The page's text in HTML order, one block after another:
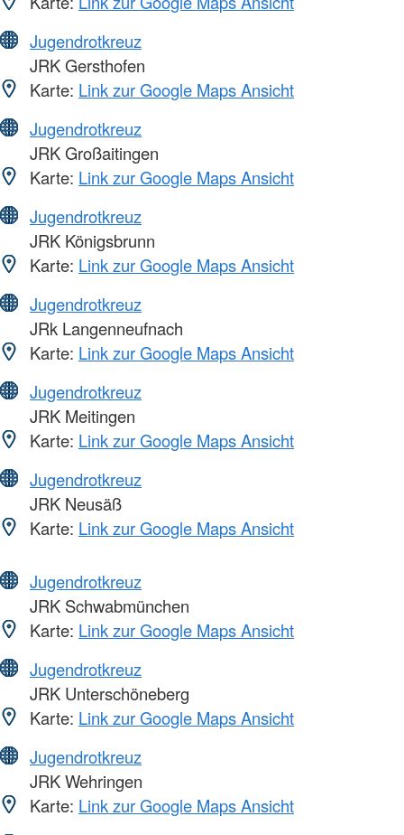
Jugendrotkreuz
JRK Gersthofen
Karte: Link zur Google Maps Ansicht
Jugendrotkreuz
JRK Großaitingen
Karte: Link zur Google Maps Ansicht
Jugendrotkreuz
JRK Königsbrunn
Karte: Link zur Google Maps Ansicht
Jugendrotkreuz
JRk Langenneufnach
Karte: Link zur Google Maps Ansicht
Jugendrotkreuz
JRK Meitingen
Karte: Link zur Google Maps Ansicht
Jugendrotkreuz
JRK Neusäß
Karte: Link zur Google Maps Ansicht
Jugendrotkreuz
JRK Schwabmünchen
Karte: Link zur Google Maps Ansicht
Jugendrotkreuz
JRK Unterschöneberg
Karte: Link zur Google Maps Ansicht
Jugendrotkreuz
JRK Wehringen
Karte: Link zur Google Maps Ansicht